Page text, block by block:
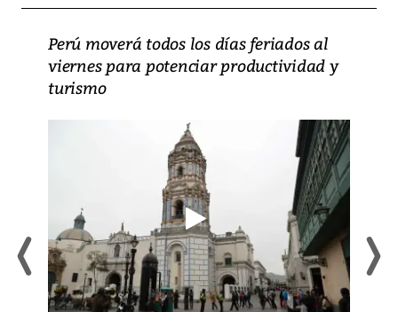
Perú moverá todos los días feriados al
viernes para potenciar productividad y
turismo